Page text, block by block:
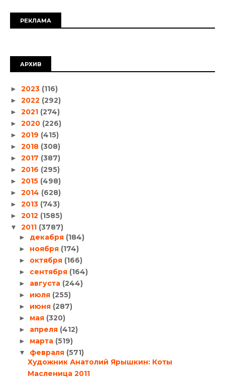
РЕКЛАМА
АРХИВ
► 2023 (116)
► 2022 (292)
► 2021 (274)
► 2020 (226)
► 2019 (415)
► 2018 (308)
► 2017 (387)
► 2016 (295)
► 2015 (498)
► 2014 (628)
► 2013 (743)
► 2012 (1585)
▼ 2011 (3787)
► декабря (184)
► ноября (174)
► октября (166)
► сентября (164)
► августа (244)
► июля (255)
► июня (287)
► мая (320)
► апреля (412)
► марта (519)
▼ февраля (571)
Художник Анатолий Ярышкин: Коты
Масленица 2011